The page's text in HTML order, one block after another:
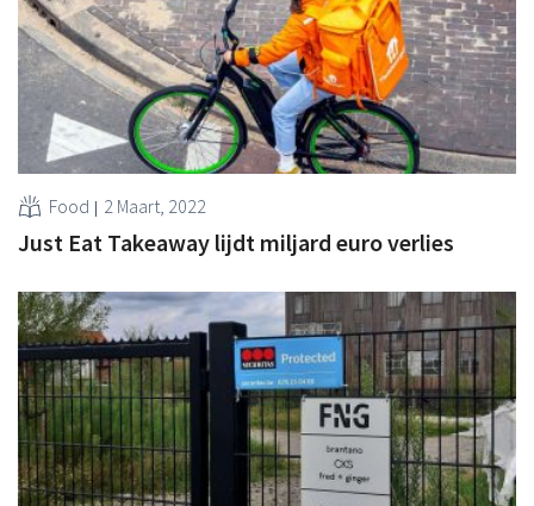
Food 2 Maart, 2022
Just Eat Takeaway lijdt miljard euro verlies